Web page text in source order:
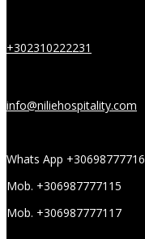
+302310222231
info@niliehospitality.com
Whats App +30698777716
Mob. +306987777115
Mob. +306987777117